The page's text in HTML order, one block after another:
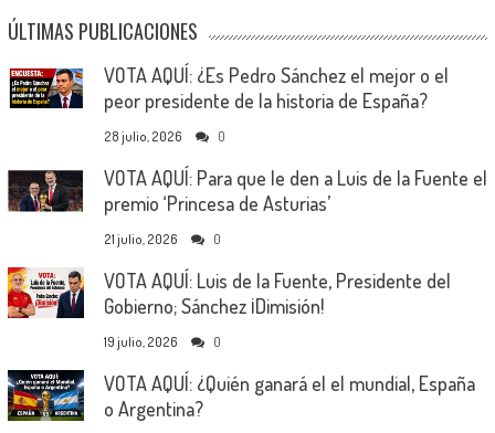
ÚLTIMAS PUBLICACIONES
VOTA AQUÍ: ¿Es Pedro Sánchez el mejor o el
peor presidente de la historia de España?
28 julio, 2026 0
VOTA AQUÍ: Para que le den a Luis de la Fuente el
premio ‘Princesa de Asturias’
21 julio, 2026 0
VOTA AQUÍ: Luis de la Fuente, Presidente del
Gobierno; Sánchez ¡Dimisión!
19 julio, 2026 0
VOTA AQUÍ: ¿Quién ganará el el mundial, España
o Argentina?